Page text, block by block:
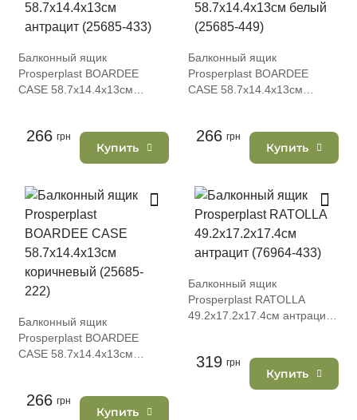
Балконный ящик
Prosperplast BOARDEE
CASE 58.7х14.4х13см
266 грн
Купить
Балконный ящик
Prosperplast BOARDEE
CASE 58.7х14.4х13см
266 грн
Купить
Балконный ящик
Prosperplast BOARDEE
CASE 58.7х14.4х13см
266 грн
Купить
Балконный ящик
Prosperplast RATOLLA
49.2х17.2х17.4см антрацит
319 грн
Купить